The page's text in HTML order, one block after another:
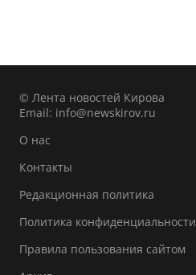
© Лента новостей Кирова
Email: info@newskirov.ru
О нас
Контакты
Редакционная политика
Политика конфиденциальности
Правила пользования сайтом